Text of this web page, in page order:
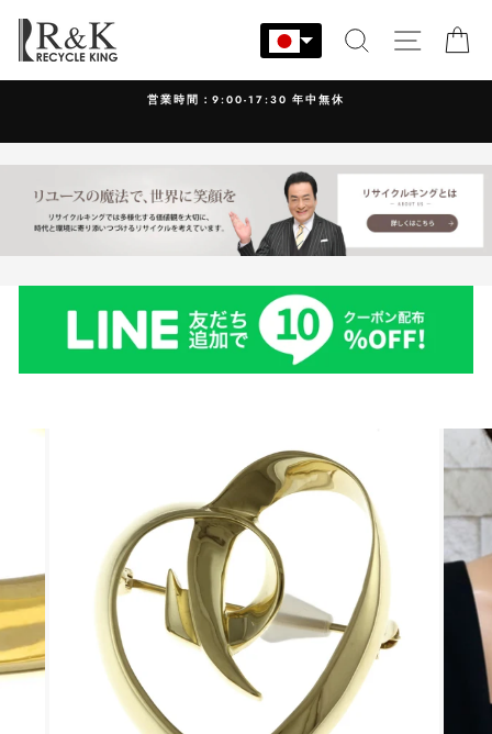
ン
す
検索 サイト
営業時間：9:00-17:30 年中無休